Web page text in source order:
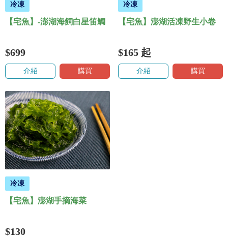
冷凍
【宅魚】-澎湖海飼白星笛鯛
$699
介紹 購買
冷凍
【宅魚】澎湖活凍野生小卷
$165 起
介紹 購買
冷凍
【宅魚】澎湖手摘海菜
$130